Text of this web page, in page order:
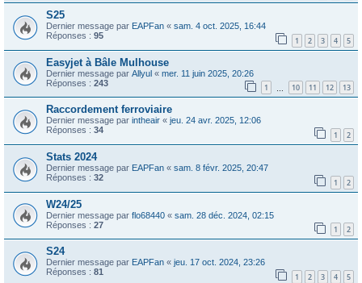
S25
Dernier message par EAPFan « sam. 4 oct. 2025, 16:44
Réponses : 95 1 2 3 4 5
Easyjet à Bâle Mulhouse
Dernier message par Allyul « mer. 11 juin 2025, 20:26
Réponses : 243 1 10 11 12 13
Raccordement ferroviaire
Dernier message par intheair « jeu. 24 avr. 2025, 12:06
Réponses : 34 1 2
Stats 2024
Dernier message par EAPFan « sam. 8 févr. 2025, 20:47
Réponses : 32 1 2
W24/25
Dernier message par flo68440 « sam. 28 déc. 2024, 02:15
Réponses : 27 1 2
S24
Dernier message par EAPFan « jeu. 17 oct. 2024, 23:26
Réponses : 81 1 2 3 4 5